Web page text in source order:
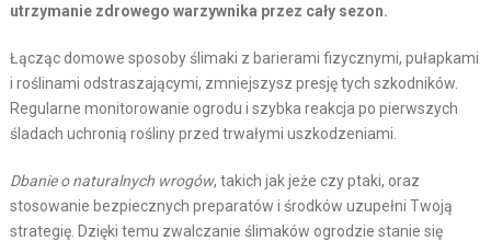
utrzymanie zdrowego warzywnika przez cały sezon.
Łącząc domowe sposoby ślimaki z barierami fizycznymi, pułapkami
i roślinami odstraszającymi, zmniejszysz presję tych szkodników.
Regularne monitorowanie ogrodu i szybka reakcja po pierwszych
śladach uchronią rośliny przed trwałymi uszkodzeniami.
Dbanie o naturalnych wrogów, takich jak jeże czy ptaki, oraz
stosowanie bezpiecznych preparatów i środków uzupełni Twoją
strategię. Dzięki temu zwalczanie ślimaków ogrodzie stanie się